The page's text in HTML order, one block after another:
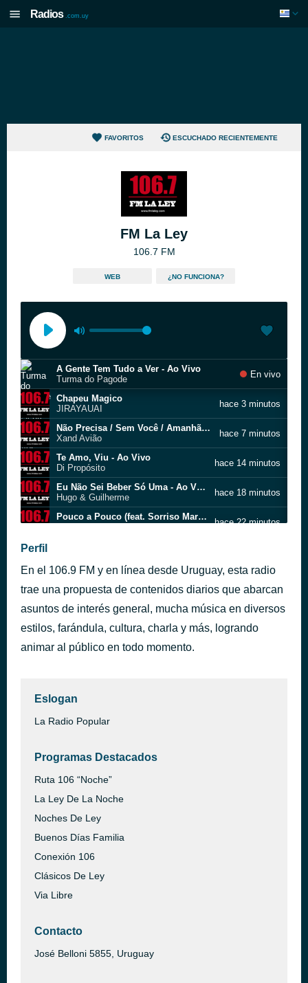
Radios .com.uy
FAVORITOS ESCUCHADO RECIENTEMENTE
FM La Ley
106.7 FM
WEB ¿NO FUNCIONA?
A Gente Tem Tudo a Ver - Ao Vivo
Turma do Pagode
En vivo
Chapeu Magico
JIRAYAUAI
hace 3 minutos
Não Precisa / Sem Você / Amanhã Talvez - Ao Vivo
Xand Avião
hace 7 minutos
Te Amo, Viu - Ao Vivo
Di Propósito
hace 14 minutos
Eu Não Sei Beber Só Uma - Ao Vivo
Hugo & Guilherme
hace 18 minutos
Pouco a Pouco (feat. Sorriso Maroto) - Ao Vivo
hace 22 minutos
Vaqueiro Apaixonado
AgroPlay
Radar - Ao Vivo
Abel e Benício
hace 30 minutos
Deixa Eu Viver - Ao Vivo
Mari Fernandez
Perfil
En el 106.9 FM y en línea desde Uruguay, esta radio
trae una propuesta de contenidos diarios que abarcan
asuntos de interés general, mucha música en diversos
estilos, farándula, cultura, charla y más, logrando
animar al público en todo momento.
Eslogan
La Radio Popular
Programas Destacados
Ruta 106 “Noche”
La Ley De La Noche
Noches De Ley
Buenos Días Familia
Conexión 106
Clásicos De Ley
Via Libre
Contacto
José Belloni 5855, Uruguay